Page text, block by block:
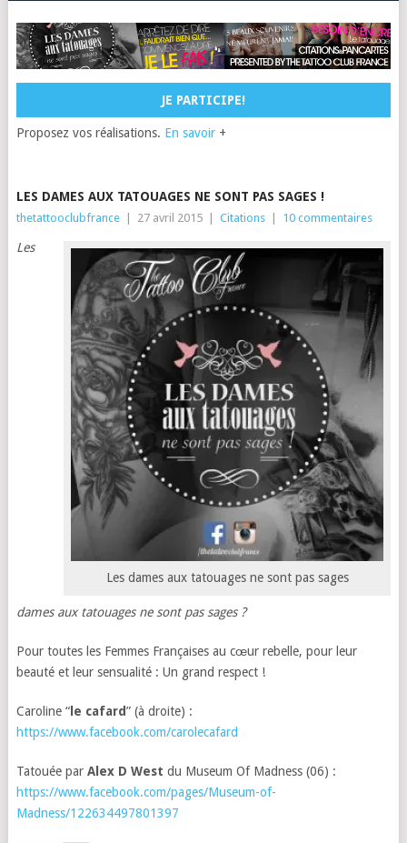
JE PARTICIPE!
Proposez vos réalisations. En savoir+
LES DAMES AUX TATOUAGES NE SONT PAS SAGES !
thetattooclubfrance 27 avril 2015 Citations 10 commentaires
Les dames aux tatouages ne sont pas sages
Les
dames aux tatouages ne sont pas sages ?
Pour toutes les Femmes Françaises au cœur rebelle, pour leur
beauté et leur sensualité : Un grand respect !
Caroline “le cafard” (à droite) :
https://www.facebook.com/carolecafard
Tatouée parAlex D West du Museum Of Madness (06) :
https://www.facebook.com/pages/Museum-of-
Madness/122634497801397